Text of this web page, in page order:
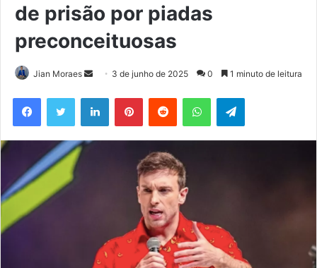
de prisão por piadas
preconceituosas
Jian Moraes
Mande
e-
mail
3 de junho de 2025 0 1 minuto de leitura
FacebookTwitter LinkedinPinterestReddit WhatsAppTelegram